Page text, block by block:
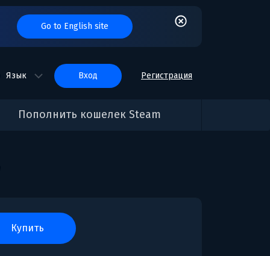
Go to English site
Язык вход Регистрация
Пополнить кошелек Steam
купить